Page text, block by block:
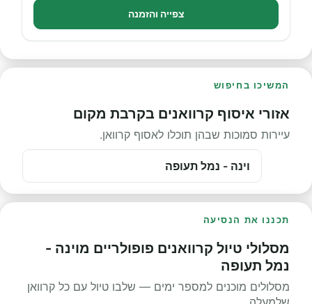
צפייה והזמנה
המשיכו בחיפוש
אזורי איסוף קרוואנים בקרבת מקום
עיירות סמוכות שבהן תוכלו לאסוף קרוואן.
וינה - נמל תעופה
תכננו את הנסיעה
מסלולי טיול קרוואנים פופולריים מוינה -
נמל תעופה
מסלולים מוכנים למספר ימים — שלבו טיול עם כל קרוואן